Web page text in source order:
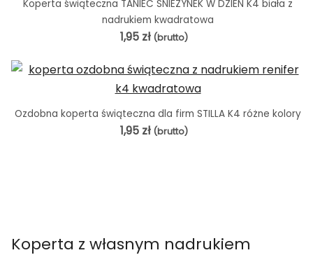
Koperta świąteczna TANIEC ŚNIEŻYNEK W DZIEŃ K4 biała z
nadrukiem kwadratowa
1,95 zł (brutto)
Ozdobna koperta świąteczna dla firm STILLA K4 różne kolory
1,95 zł (brutto)
Koperta z własnym nadrukiem